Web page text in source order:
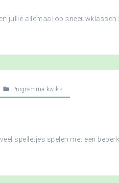
jullie allemaal op sneeuwklassen
Programma kwiks
spelletjes spelen met een